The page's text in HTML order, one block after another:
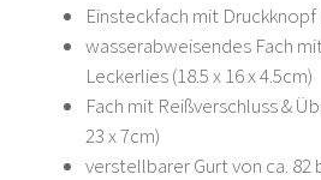
Einsteckfach mit Druckknopf
wasserabweisendes Fach
Leckerlies (18.5 x 16 x 4.5cm)
Fach mit Reißverschluss &
23 x 7cm)
verstellbarer Gurt von ca. 82